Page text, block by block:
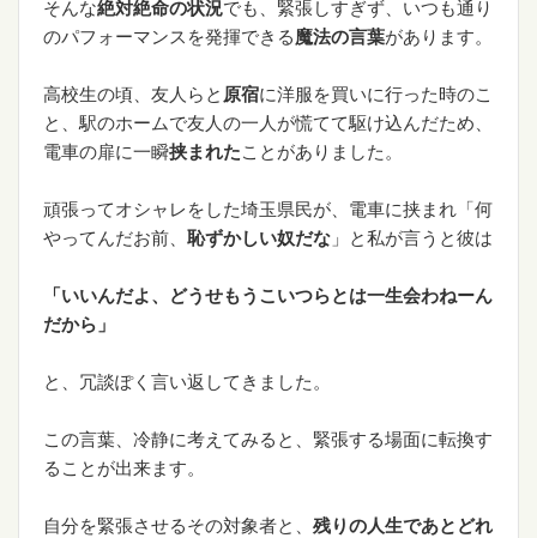
そんな絶対絶命の状況でも、緊張しすぎず、いつも通り
のパフォーマンスを発揮できる魔法の言葉があります。
高校生の頃、友人らと 原宿に洋服を買いに行った時のこ
と、駅のホームで友人の一人が慌てて駆け込んだため、
電車の扉に一瞬挟まれたことがありました。
頑張ってオシャレをした埼玉県民が、電車に挟まれ「何
やってんだお前、 恥ずかしい奴だな 」と私が言うと彼は
「いいんだよ、どうせもうこいつらとは一生会わねーん
だから」
と、冗談ぽく言い返してきました。
この言葉、冷静に考えてみると、緊張する場面に転換す
ることが出来ます。
自分を緊張させるその対象者と、 残りの人生であとどれ